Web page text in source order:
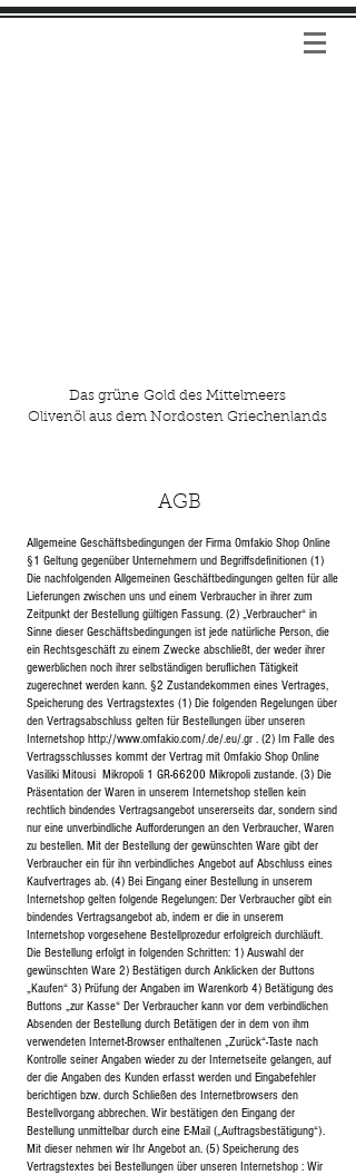
Das grüne Gold des Mittelmeers
Olivenöl aus dem Nordosten Griechenlands
AGB
Allgemeine Geschäftsbedingungen der Firma Omfakio Shop Online
§1 Geltung gegenüber Unternehmern und Begriffsdefinitionen (1)
Die nachfolgenden Allgemeinen Geschäftbedingungen gelten für alle
Lieferungen zwischen uns und einem Verbraucher in ihrer zum
Zeitpunkt der Bestellung gültigen Fassung. (2) „Verbraucher“ in
Sinne dieser Geschäftsbedingungen ist jede natürliche Person, die
ein Rechtsgeschäft zu einem Zwecke abschließt, der weder ihrer
gewerblichen noch ihrer selbständigen beruflichen Tätigkeit
zugerechnet werden kann. §2 Zustandekommen eines Vertrages,
Speicherung des Vertragstextes (1) Die folgenden Regelungen über
den Vertragsabschluss gelten für Bestellungen über unseren
Internetshop http://www.omfakio.com/.de/.eu/.gr . (2) Im Falle des
Vertragsschlusses kommt der Vertrag mit Omfakio Shop Online
Vasiliki Mitousi Mikropoli 1 GR-66200 Mikropoli zustande. (3) Die
Präsentation der Waren in unserem Internetshop stellen kein
rechtlich bindendes Vertragsangebot unsererseits dar, sondern sind
nur eine unverbindliche Aufforderungen an den Verbraucher, Waren
zu bestellen. Mit der Bestellung der gewünschten Ware gibt der
Verbraucher ein für ihn verbindliches Angebot auf Abschluss eines
Kaufvertrages ab. (4) Bei Eingang einer Bestellung in unserem
Internetshop gelten folgende Regelungen: Der Verbraucher gibt ein
bindendes Vertragsangebot ab, indem er die in unserem
Internetshop vorgesehene Bestellprozedur erfolgreich durchläuft.
Die Bestellung erfolgt in folgenden Schritten: 1) Auswahl der
gewünschten Ware 2) Bestätigen durch Anklicken der Buttons
„Kaufen“ 3) Prüfung der Angaben im Warenkorb 4) Betätigung des
Buttons „zur Kasse“ Der Verbraucher kann vor dem verbindlichen
Absenden der Bestellung durch Betätigen der in dem von ihm
verwendeten Internet-Browser enthaltenen „Zurück“-Taste nach
Kontrolle seiner Angaben wieder zu der Internetseite gelangen, auf
der die Angaben des Kunden erfasst werden und Eingabefehler
berichtigen bzw. durch Schließen des Internetbrowsers den
Bestellvorgang abbrechen. Wir bestätigen den Eingang der
Bestellung unmittelbar durch eine E-Mail („Auftragsbestätigung“).
Mit dieser nehmen wir Ihr Angebot an. (5) Speicherung des
Vertragstextes bei Bestellungen über unseren Internetshop : Wir